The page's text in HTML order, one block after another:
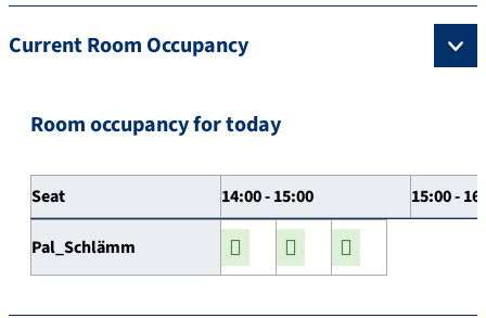
Current Room Occupancy
Room occupancy for today
Seat 14:00 - 15:00 15:00 -
Pal_Schlämm